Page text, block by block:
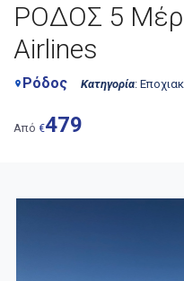
ΡΟΔΟΣ 5
Airlines
place Ρόδος Κατηγορία:
Από €479